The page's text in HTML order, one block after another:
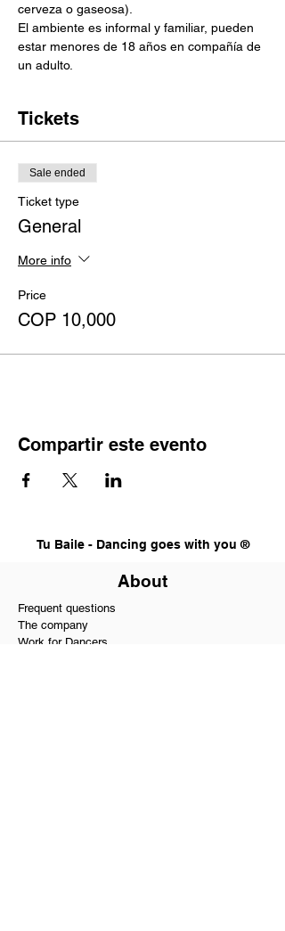
cerveza o gaseosa).
El ambiente es informal y familiar, pueden
estar menores de 18 años en compañía de
un adulto.
Tickets
Sale ended
Ticket type
General
More info
Price
COP 10,000
Compartir este evento
Tu Baile - Dancing goes with you ®
About
Frequent questions
The company
Work for Dancers